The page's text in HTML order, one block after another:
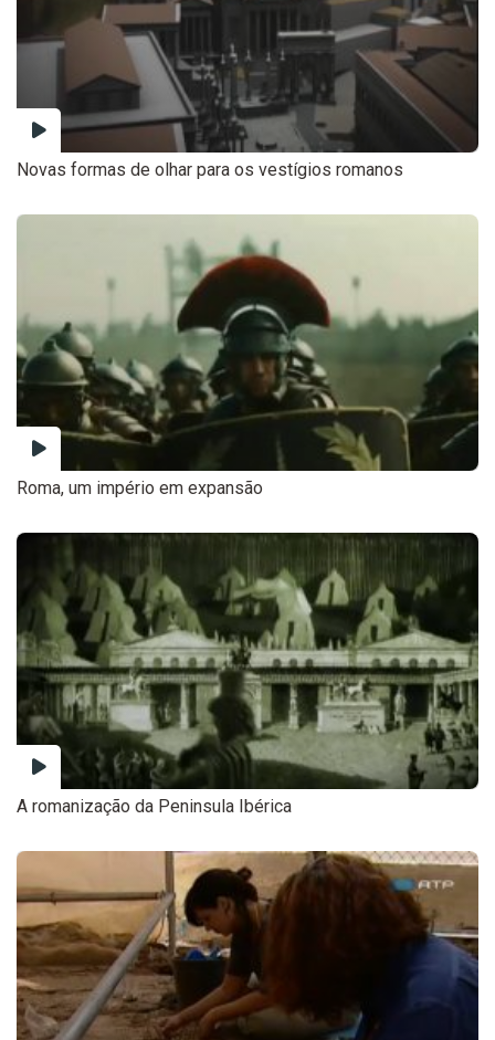
Novas formas de olhar para os vestígios romanos
Roma, um império em expansão
A romanização da Peninsula Ibérica